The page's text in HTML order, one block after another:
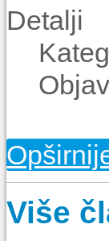
Detalji
Više